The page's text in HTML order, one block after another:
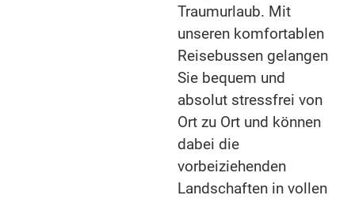
Traumurlaub. Mit
unseren komfortablen
Reisebussen gelangen
Sie bequem und
absolut stressfrei von
Ort zu Ort und können
dabei die
vorbeiziehenden
Landschaften in vollen